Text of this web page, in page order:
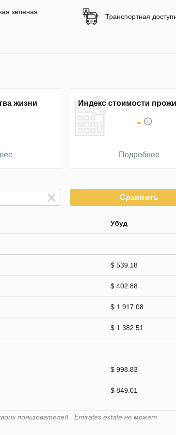
зеленая
Транспортная
жизни Индекс стоимости
-
Подробнее
Сравнить
Убуд
$ 539.18
$ 402.88
$ 1 917.08
$ 1 382.51
$ 998.83
$ 849.01
пользователей . Emirates.estate не может